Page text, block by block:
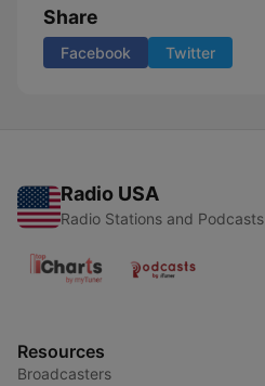
Share
Facebook Twitter
Radio USA
Radio Stations and Podcasts
Resources
Broadcasters